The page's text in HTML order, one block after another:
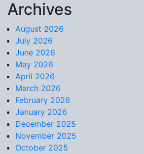
Skip to content
Archives
August 2026
July 2026
June 2026
May 2026
April 2026
March 2026
February 2026
January 2026
December 2025
November 2025
October 2025